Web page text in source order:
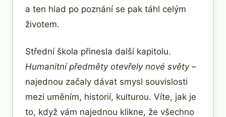
a ten hlad po poznání se pak táhl celým
životem.
Střední škola přinesla další kapitolu.
Humanitní předměty otevřely nové světy–
najednou začaly dávat smysl souvislosti
mezi uměním, historií, kulturou. Víte, jak je
to, když vám najednou klikne, že všechno